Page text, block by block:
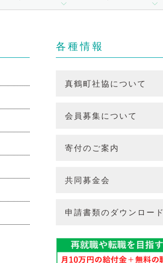
各種情報
真鶴町社協について
会員募集について
寄付のご案内
共同募金会
申請書類のダウンロード